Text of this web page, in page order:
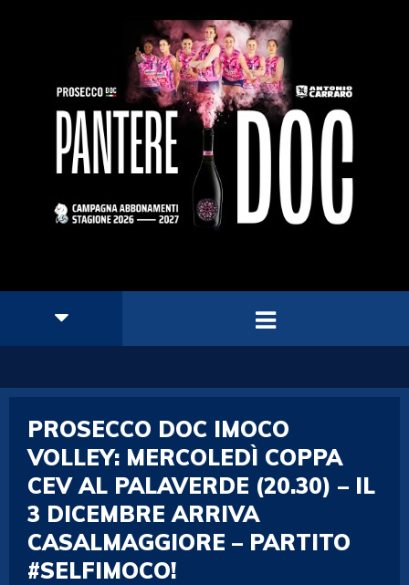
PROSECCO DOC IMOCO
VOLLEY: MERCOLEDÌ COPPA
CEV AL PALAVERDE (20.30) – IL
3 DICEMBRE ARRIVA
CASALMAGGIORE – PARTITO
#SELFIMOCO!